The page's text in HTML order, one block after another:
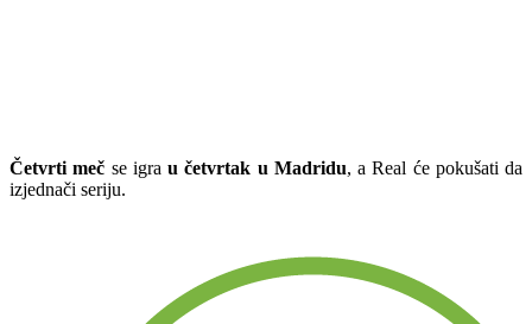
Četvrti meč se igra u četvrtak u Madridu, a Real će pokušati da
izjednači seriju.